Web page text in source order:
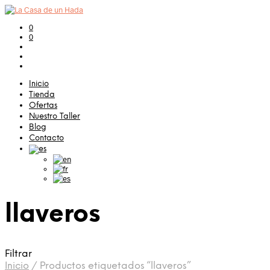
0
0
Inicio
Tienda
Ofertas
Nuestro Taller
Blog
Contacto
llaveros
Filtrar
Inicio / Productos etiquetados “llaveros”